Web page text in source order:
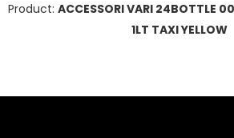
Product: ACCESSORI VARI 24BOTTLE
1LT TAXI YELLOW